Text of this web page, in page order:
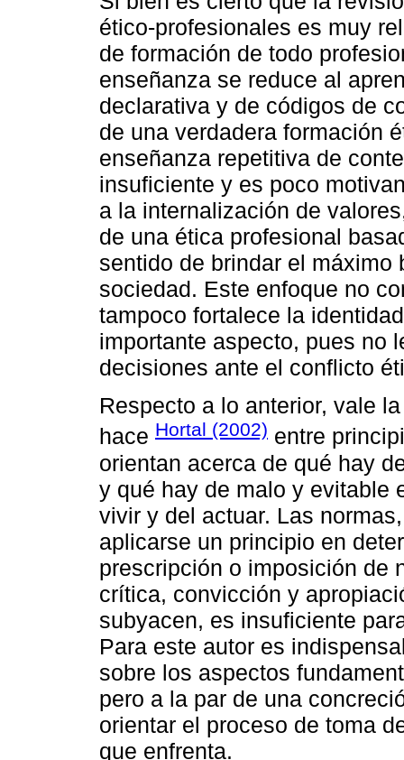
ético-profesionales es muy
de formación de todo
enseñanza se reduce al
declarativa y de códigos de
de una verdadera formación
enseñanza repetitiva de
insuficiente y es poco
a la internalización de
de una ética profesional
sentido de brindar el
sociedad. Este enfoque no
tampoco fortalece la
importante aspecto, pues no
decisiones ante el conflicto
Respecto a lo anterior, vale
hace Hortal (2002) entre
orientan acerca de qué hay
y qué hay de malo y evitable
vivir y del actuar. Las
aplicarse un principio en
prescripción o imposición de
crítica, convicción y
subyacen, es insuficiente
Para este autor es
sobre los aspectos
pero a la par de una
orientar el proceso de toma
que enfrenta.